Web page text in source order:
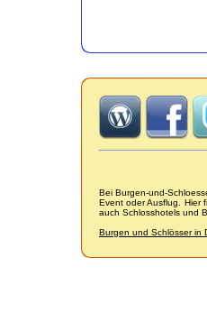
Bei Burgen-und-
Event oder Ausflug. Hier
auch Schlosshotels und
Burgen und Schlösser in